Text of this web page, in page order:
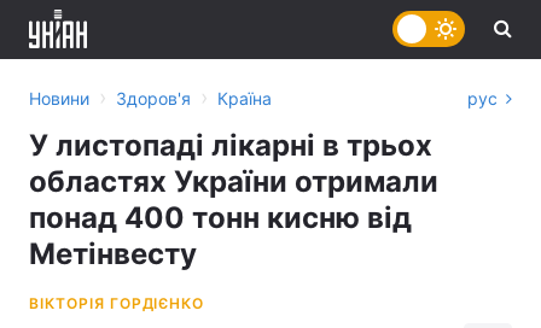
Новини › Здоров'я › Країна рус
У листопаді лікарні в трьох
областях України отримали
понад 400 тонн кисню від
Метінвесту
ВІКТОРІЯ ГОРДІЄНКО